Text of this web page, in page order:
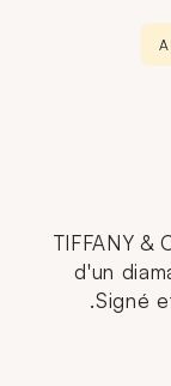
TIFFANY &
d'un
Signé